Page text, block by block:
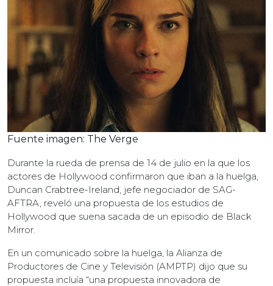
Fuente imagen: The Verge
Durante la rueda de prensa de 14 de julio en la que los
actores de Hollywood confirmaron que iban a la huelga,
Duncan Crabtree-Ireland, jefe negociador de SAG-
AFTRA, reveló una propuesta de los estudios de
Hollywood que suena sacada de un episodio de Black
Mirror.
En un comunicado sobre la huelga, la Alianza de
Productores de Cine y Televisión (AMPTP) dijo que su
propuesta incluía “una propuesta innovadora de